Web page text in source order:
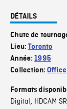
DÉTAILS
Chute de
Lieu:Toronto
Année:1995
Collection:
Formats
Digital, HDCAM SR